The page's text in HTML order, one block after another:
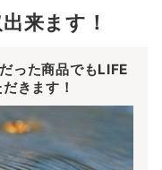
来ます！
った商品でもLIFE
きます！